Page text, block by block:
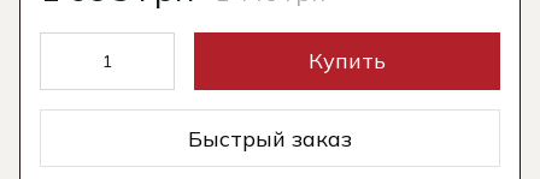
Купить
Быстрый заказ